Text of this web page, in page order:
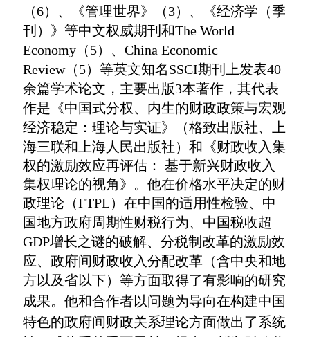
（6）、《管理世界》（3）、《经济学（季
刊）》等中文权威期刊和The World
Economy（5）、China Economic
Review（5）等英文知名SSCI期刊上发表40
余篇学术论文，主要出版3本著作，其代表
作是《中国式分权、内生的财政政策与宏观
经济稳定：理论与实证》（格致出版社、上
海三联和上海人民出版社）和《财政收入集
权的激励效应再评估： 基于新兴财政收入
集权理论的视角》。他在价格水平决定的财
政理论（FTPL）在中国的适用性检验、中
国地方政府周期性财税行为、中国税收超
GDP增长之谜的破解、分税制改革的激励效
应、政府间财政收入分配改革（含中央和地
方以及省以下）等方面取得了有影响的研究
成果。他和合作者以问题为导向在构建中国
特色的政府间财政关系理论方面做出了系统